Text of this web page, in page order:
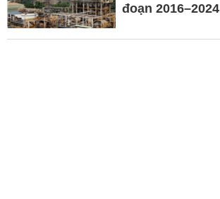
đoạn 2016–2024